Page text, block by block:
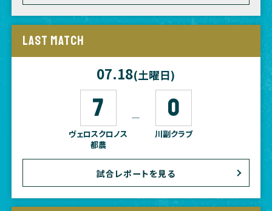
LAST MATCH
07.18(土曜日)
7
ヴェロスクロノス
都農
― 0
川副クラブ
試合レポートを見る